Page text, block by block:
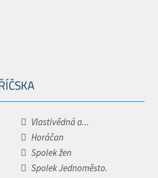
Vlastivědná a...
Horáčan
Spolek žen
Spolek Jednoměsto.